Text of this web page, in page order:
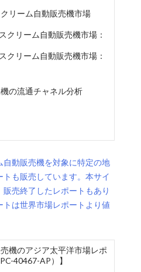
リーム自動販売機市場
クリーム自動販売機市場：
クリーム自動販売機市場：
の流通チャネル分析
動販売機を対象に特定の地
も販売しています。本サイ
販売終了したレポートもあり
トは世界市場レポートより値
機のアジア太平洋市場レポ
40467-AP）】